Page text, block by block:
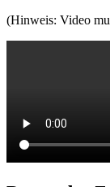
(Hinweis: Video